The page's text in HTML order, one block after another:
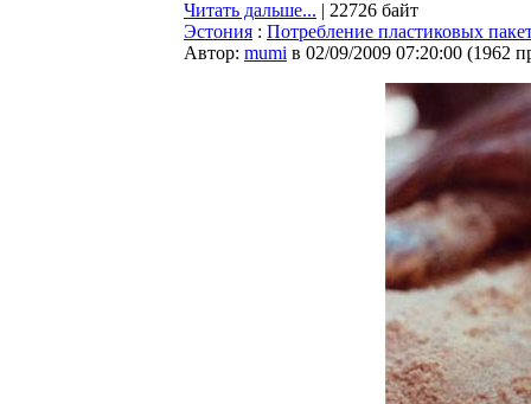
Читать дальше... | 22726 байт
Эстония : Потребление пластиковых
Автор: mumi в 02/09/2009 07:20:00 (1962